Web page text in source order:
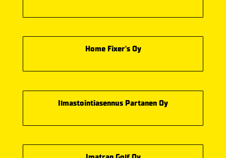
Home Fixer's Oy
Ilmastointiasennus Partanen Oy